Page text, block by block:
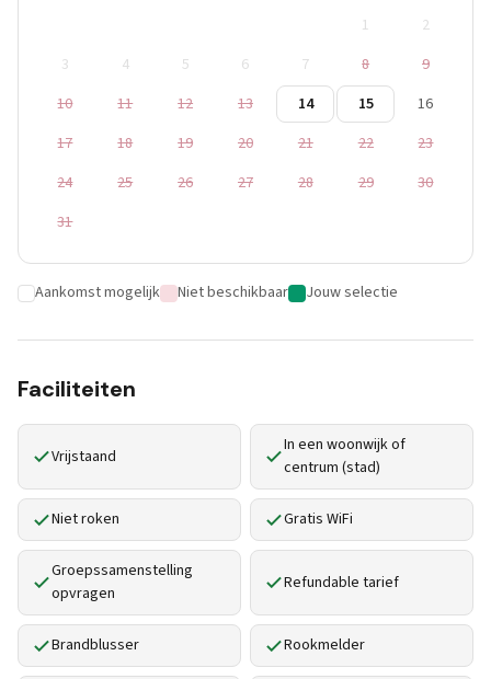
1
2
3
4 5 6 7 8
9
10
11 12 13 14 15
16
17
18 19 20 21 22
23
24
25 26 27 28 29
30
31
Aankomst mogelijk Niet beschikbaar Jouw selectie
Faciliteiten
Vrijstaand
In een woonwijk of
centrum (stad)
Niet roken Gratis WiFi
Groepssamenstelling
opvragen
Refundable tarief
Brandblusser Rookmelder